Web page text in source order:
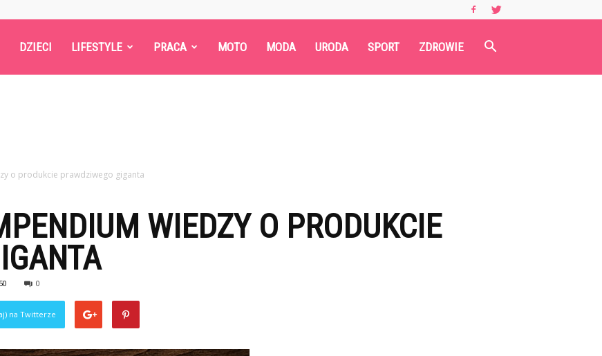
DZIECI LIFESTYLE PRACA MOTO MODA URODA SPORT ZDROWIE
o produkcie prawdziwego giganta
WIEDZY O PRODUKCIE
0
na Twitterze